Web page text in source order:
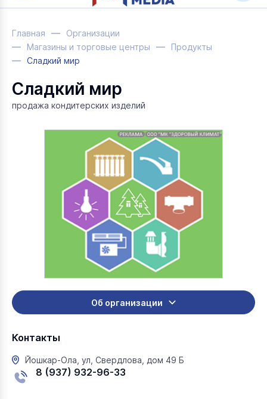
Главная
Организации
Магазины и торговые центры
Продукты
Сладкий мир
Сладкий мир
продажа кондитерских изделий
Об организации
Контакты
Йошкар-Ола, ул, Свердлова, дом 49 Б
8 (937) 932-96-33